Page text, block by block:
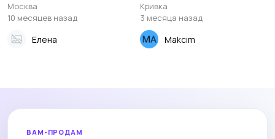
Москва
10 месяцев назад
Елена
Кривка
3 месяца назад
Makcim
ВАМ-ПРОДАМ